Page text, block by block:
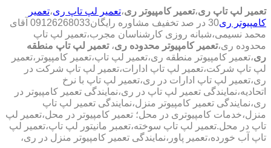
تعمیر لپ تاپ ری،تعمیر کامپیوتر ری،تعمیر لپ تاپ ری،تعمیر
کامپیوتر ری
30 در صد تخفیف مشاوره رایگان09126268033 آقای
محمد نسیمی،شبانه روزی کارشناسان مجرب،تعمیر لپ تاپ
محدوده ری،تعمیر کامپیوتر محدوده ری، تعمیر لپ تاپ منطقه
ری،تعمیر کامپیوتر منطقه ری،تعمیر لپ تاپ،تعمیر کامپیوتر،تعمیر
لپ تاپ شرکت،تعمیر لپ تاپ ادارات،تعمیر لپ تاپ شرکت در
ری،تعمیر لپ تاپ ادارات در ری،تعمیر لپ تاپ با نرخ
اتحادیه،نمایندگی تعمیر لپ تاپ در ری،نمایندگی تعمیر کامپیوتر در
ری،نمایندگی تعمیر کامپیوتر منزل،نمایندگی تعمیر لپ تاپ
منزل،خدمات کامپیوتری در محل؛ تعمیر کامپیوتر در محل،تعمیر لپ
تاپ در محل.تعمیر لپ تاپ سوخته،تعمبر مانیتور لپ تاپ،تعمیر لپ
تاپ آب خورده،تعمیر پاور،نمایندگی تعمیر کامپیوتر منزل در ری،